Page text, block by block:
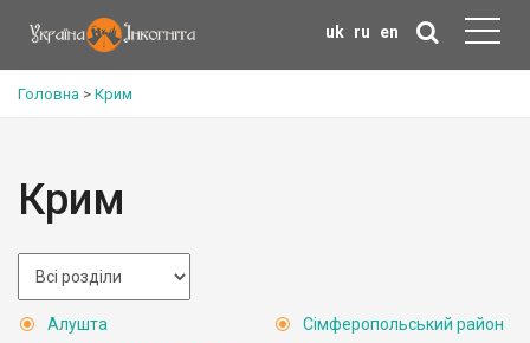
uk ru en
Головна > Крим
Крим
Алушта
Сімферопольський район